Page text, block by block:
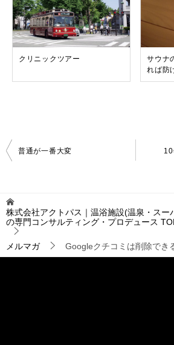
クリニックツアー
サウナ
れば防
投
稿
ゲ
ー
シ
ョ
ン
普通が一番大変
株式会社アクトパス｜温浴施設(温泉・スー
の専門コンサルティング・プロデュース
メルマガ Googleクチコミは削除でき